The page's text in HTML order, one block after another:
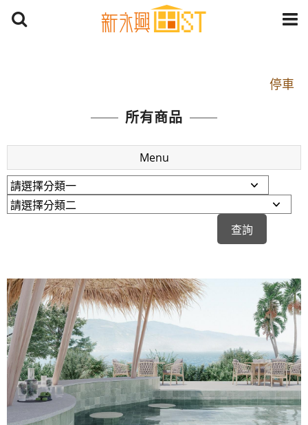
停車
捷運： 中和線【頂溪站 2 號出口】往中山路1段139
原Line已滿 無法加Line好友 請親愛的客戶加入
LINE官方帳號@a0975005573
開車：中山路1段 到永平路路口(樂華夜市口)門口可
停車
捷運： 中和線【頂溪站 2 號出口】往中山路1段139
原Line已滿 無法加Line好友 請親愛的客戶加入
LINE官方帳號@a0975005573
所有商品
Menu